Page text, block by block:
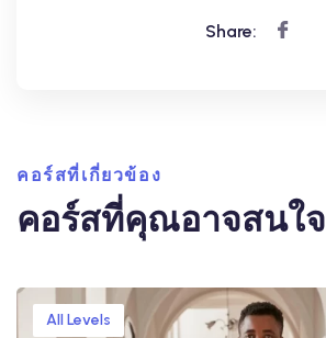
Share:
คอร์สที่เกี่ยวข้อง
คอร์สที่คุณอาจสนใจ
All Levels